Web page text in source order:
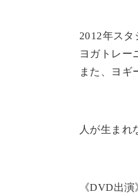
2012年スタ
ヨガトレー
また、ヨギ
人が生まれ
《DVD出演